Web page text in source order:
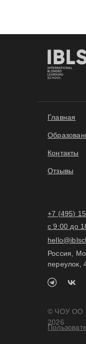
Главная
Отзывы
Контакты
+7 (495)
с 9:00 до
Россия,
переулок,
© ЧОУ ОО
2026